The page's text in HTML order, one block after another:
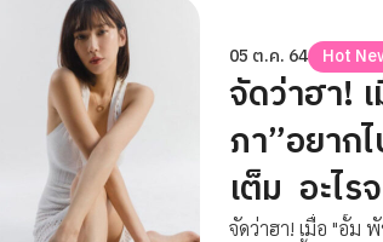
05 ต.ค. 64 Hot
จัดว่าฮา!
ภา”อยาก
เต็ม อะไร
จัดว่าฮา! เมื่อ "อั้ม